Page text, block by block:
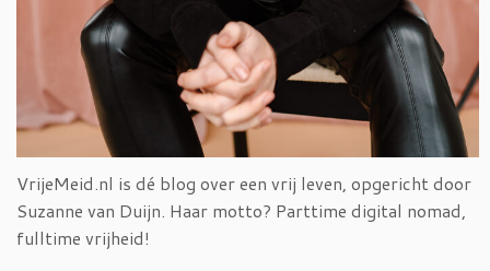
VrijeMeid.nl is dé blog over een vrij leven, opgericht door
Suzanne van Duijn. Haar motto? Parttime digital nomad,
fulltime vrijheid!